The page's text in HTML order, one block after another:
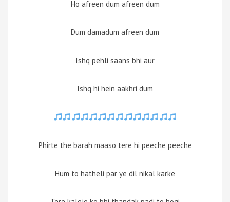
Ho afreen dum afreen dum
Dum damadum afreen dum
Ishq pehli saans bhi aur
Ishq hi hein aakhri dum
Phirte the barah maaso tere hi peeche peeche
Hum to hatheli par ye dil nikal karke